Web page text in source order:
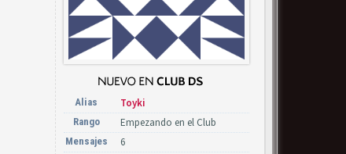
Alias Toyki
Rango Empezando en el Club
Mensajes 6